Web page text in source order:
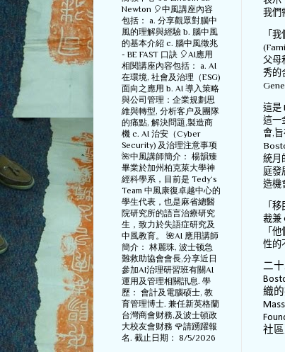
我們
「
父母
秀的
這是
這一
會,
統月
庭發
造機
「
裁兼
「
性的
二
織
社
Newton 🎈中風講座內容
包括： a. 分享觀眾對腦中
風的理解與經驗 b. 腦中風
的基本介紹 c. 腦中風徵兆
- BE FAST 口訣 🎈AI應用
相関講座內容包括： a. AI
在環境, 社會及治理（ESG)
面向之應用 b. AI 導入策略
與公司管理：企業規劃思
維與轉型, 分析客户及團隊
的痛點, 解決問題,製造商
機 c. AI 治安（Cyber
Security) 及治理注意事项
🌺中風講師簡介： 楊韻臻
畢業於加州柏克萊大學神
經科學系，目前是 Tedy‘s
Team 中風康復卓越中心的
學生代表，也是麻省總醫
院研究所的語言治療研究
生，致力於失語症研究及
中風教育。 🌺AI 應用講師
簡介： 林麗珠, 波士顿急
難救助協會會長,分享近日
參加AI治理研習班有關AI
運用及管理相關訊息. 學
歷： 會計及電腦硕士, 教
育管理博士. 兼任新英格蘭
台灣商會财務,及波士頓政
大校友會财務 🌹請踴躍報
名. 截止日期： 8/5/2026